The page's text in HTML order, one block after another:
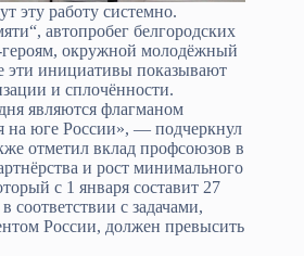
эту работу системно.
автопробег белгородских
окружной молодёжный
инициативы показывают
и сплочённости.
являются флагманом
на юге России», — подчеркнул
отметил вклад профсоюзов в
и рост минимального
с 1 января составит 27
соответствии с задачами,
России, должен превысить